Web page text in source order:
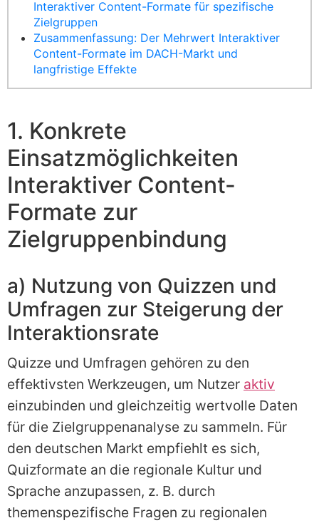
Interaktiver Content-Formate für spezifische
Zielgruppen
Zusammenfassung: Der Mehrwert Interaktiver
Content-Formate im DACH-Markt und
langfristige Effekte
1. Konkrete
Einsatzmöglichkeiten
Interaktiver Content-
Formate zur
Zielgruppenbindung
a) Nutzung von Quizzen und
Umfragen zur Steigerung der
Interaktionsrate
Quizze und Umfragen gehören zu den
effektivsten Werkzeugen, um Nutzer aktiv
einzubinden und gleichzeitig wertvolle Daten
für die Zielgruppenanalyse zu sammeln. Für
den deutschen Markt empfiehlt es sich,
Quizformate an die regionale Kultur und
Sprache anzupassen, z. B. durch
themenspezifische Fragen zu regionalen